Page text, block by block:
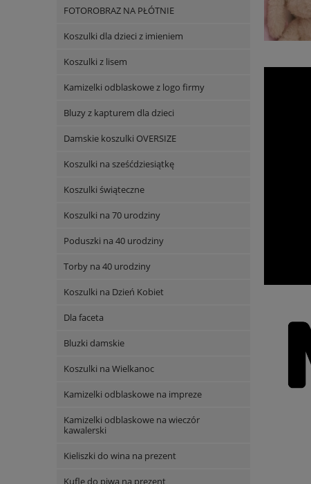
FOTOROBRAZ NA PŁÓTNIE
Koszulki dla dzieci z imieniem
Koszulki z lisem
Kamizelki odblaskowe z logo firmy
Bluzy z kapturem dla dzieci
Damskie koszulki OVERSIZE
Koszulki na sześćdziesiątkę
Koszulki świąteczne
Koszulki na 70 urodziny
Poduszki na 40 urodziny
Torby na 40 urodziny
Koszulki na Dzień Kobiet
Dla faceta
Bluzki damskie
Koszulki na Wielkanoc
Kamizelki odblaskowe na impreze
Kamizelki odblaskowe na wieczór
kawalerski
Kieliszki do wina na prezent
Kufle do piwa na prezent